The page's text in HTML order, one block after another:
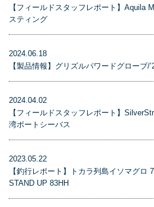
【フィールドスタッフレポート】Aquila
スティング
2024.06.18
【製品情報】グリズルパワードグローブ/
2024.04.02
【フィールドスタッフレポート】
湾ボートシーバス
2023.05.22
【釣行レポート】トカラ列島イソマグロ
STAND UP 83HH